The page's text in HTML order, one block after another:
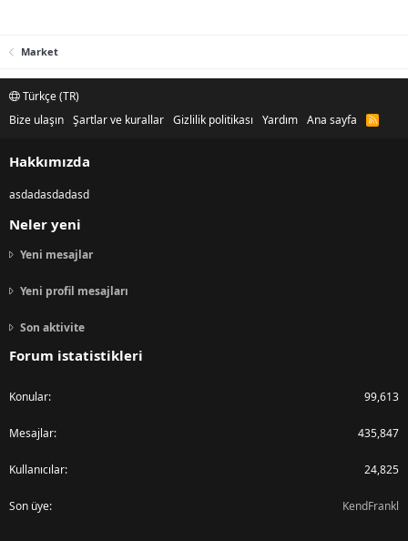
Market
Türkçe (TR)
Bize ulaşın Şartlar ve kurallar Gizlilik politikası Yardım Ana sayfa
R
Hakkımızda
asdadasdadasd
Neler yeni
Yeni mesajlar
Yeni profil mesajları
Son aktivite
Forum istatistikleri
Konular 99,613
Mesajlar 435,847
Kullanıcılar 24,825
Son üye KendFrankl